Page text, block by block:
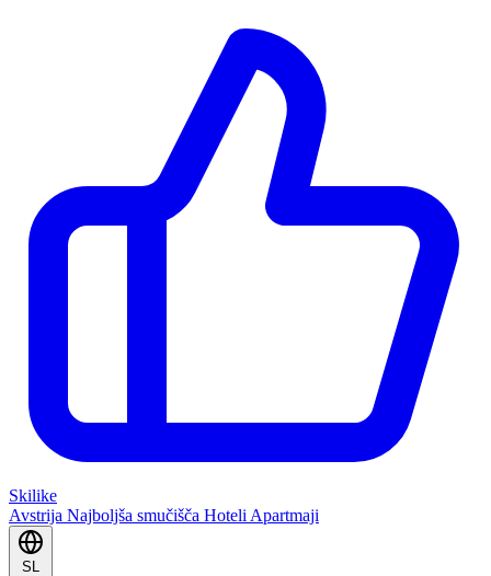
Skilike
Avstrija Najboljša smučišča Hoteli Apartmaji
SL